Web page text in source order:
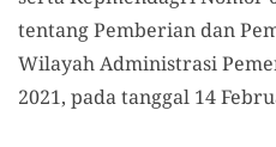
tentang Pemberian dan
Wilayah Administrasi
2021, pada tanggal 14